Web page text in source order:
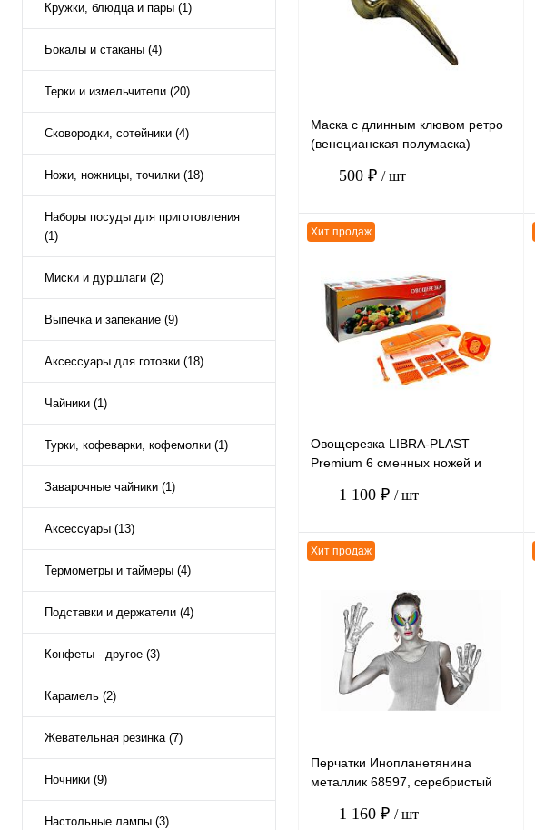
Кружки, блюдца и пары (1)
Бокалы и стаканы (4)
Терки и измельчители (20)
Сковородки, сотейники (4)
Ножи, ножницы, точилки (18)
Наборы посуды для приготовления
(1)
Миски и дуршлаги (2)
Выпечка и запекание (9)
Аксессуары для готовки (18)
Чайники (1)
Турки, кофеварки, кофемолки (1)
Заварочные чайники (1)
Аксессуары (13)
Термометры и таймеры (4)
Подставки и держатели (4)
Конфеты - другое (3)
Карамель (2)
Жевательная резинка (7)
Ночники (9)
Настольные лампы (3)
В избранное
наличии
Маска с длинным клювом ретро
(венецианская полумаска)
500 ₽ / шт
К сравнению
В избранное
наличии
Хит продаж
Овощерезка LIBRA-PLAST
Premium 6 сменных ножей и
1 100 ₽ / шт
К сравнению
В избранное
наличии
Хит продаж
Перчатки Инопланетянина
металлик 68597, серебристый
1 160 ₽ / шт